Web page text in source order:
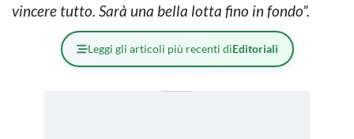
vincere tutto. Sarà una bella lotta fino in fondo”.
Leggi gli articoli più recenti diEditoriali